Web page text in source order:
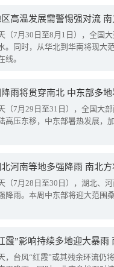
高温发展需警惕强对流
（7月30日至8月1日），全国
。同时，从华北到华南将现大
线。
雨将贯穿南北 中东部多
（7月29日至31日），全国大
高压东移，中东部暑热发展，
河南等地多强降雨 南北
（7月28日至30日），湖北、
降雨。本周中东部将迎大范围
霞”影响持续多地迎大暴雨
，台风“红霞”或其残余环流仍